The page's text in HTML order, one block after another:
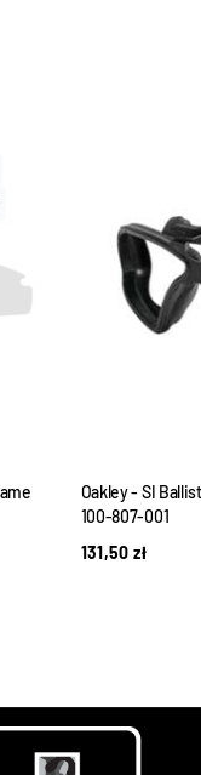
Oakley - SI
100-807-001
131,50zł